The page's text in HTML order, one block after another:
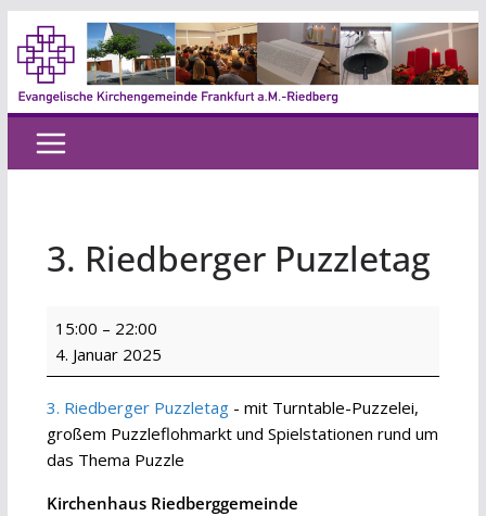
Zum
Inhalt
springen
3. Riedberger Puzzletag
Puzzletag
15:00 – 22:00
4. Januar 2025
3. Riedberger Puzzletag- mit Turntable-Puzzelei,
großem Puzzleflohmarkt und Spielstationen rund um
das Thema Puzzle
Kirchenhaus Riedberggemeinde